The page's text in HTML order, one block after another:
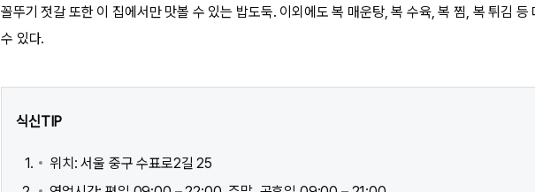
꼴뚜기 젓갈 또한 이 집에서만 맛볼 수 있는 밥도둑. 이외에도 복 매운탕, 복 수육, 복 찜, 복 튀김 등
수 있다.
식신TIP
위치: 서울 중구 수표로2길 25